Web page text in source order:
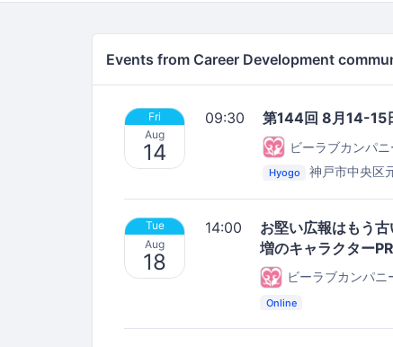
Events from Career Development
Fri
Aug
14
09:30 第144回 8月14-15
ビーラブカンパ
Hyogo 神戸市中央区
Tue
Aug
18
14:00
お堅い広報はもう
増のキャラクター
ビーラブカンパニ
Online